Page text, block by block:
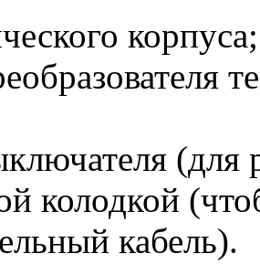
корпуса;
(для
колодкой
кабель).